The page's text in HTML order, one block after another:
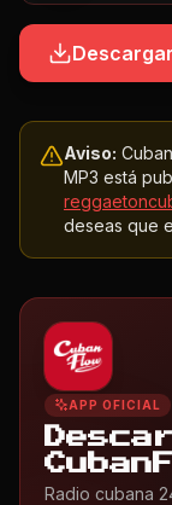
Aviso:
MP3 está
deseas que
APP OFICIAL
Radio cubana